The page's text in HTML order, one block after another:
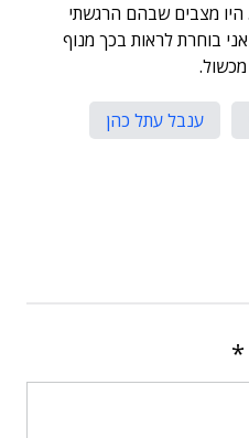
היו מצבים שבהם הרגשתי
בוחרת לראות בכך מנוף
ענבל עתל כהן
*